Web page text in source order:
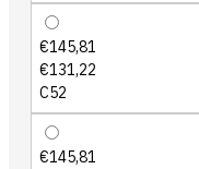
€145,81
€131,22
C52
€145,81